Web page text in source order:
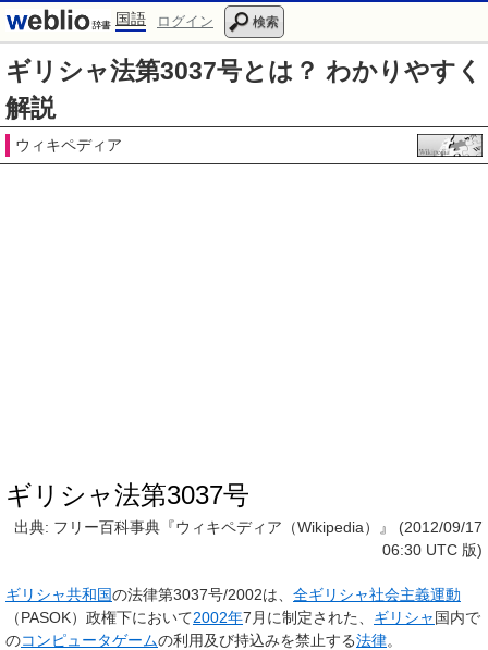
国語 ログイン 検索
ギリシャ法第3037号とは？ わかりやすく
解説
ウィキペディア
ギリシャ法第3037号
出典: フリー百科事典『ウィキペディア（Wikipedia）』 (2012/09/17
06:30 UTC 版)
ギリシャ共和国の法律第3037号/2002は、 全ギリシャ社会主義運動
（PASOK）政権下において2002年7月に制定された、 ギリシャ国内で
のコンピュータゲームの利用及び持込みを禁止する法律。